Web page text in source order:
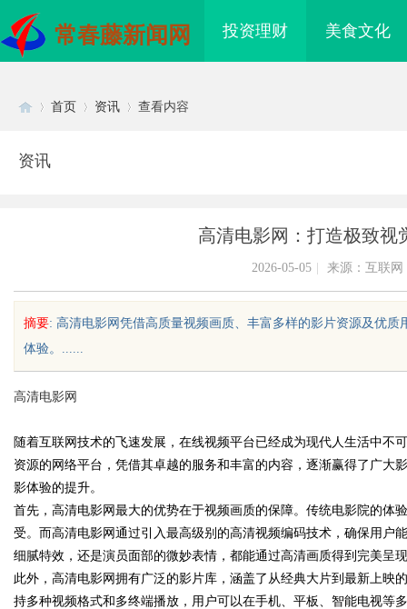
常春藤新闻网 投资理财 美食文化
uz
首页 资讯 查看内容
资讯
高清电影网：打造极致视
2026-05-05 来源：互联网
摘要: 高清电影网凭借高质量视频画质、丰富多样的影片资源及优
体验。......
高清电影网
随着互联网技术的飞速发展，在线视频平台已经成为现代人生活中不
资源的网络平台，凭借其卓越的服务和丰富的内容，逐渐赢得了广大
影体验的提升。
首先，高清电影网最大的优势在于视频画质的保障。传统电影院的体
受。而高清电影网通过引入最高级别的高清视频编码技术，确保用户
细腻特效，还是演员面部的微妙表情，都能通过高清画质得到完美呈
此外，高清电影网拥有广泛的影片库，涵盖了从经典大片到最新上映
持多种视频格式和多终端播放，用户可以在手机、平板、智能电视等
数字影视传媒的创
业中的重要角色与发展趋势